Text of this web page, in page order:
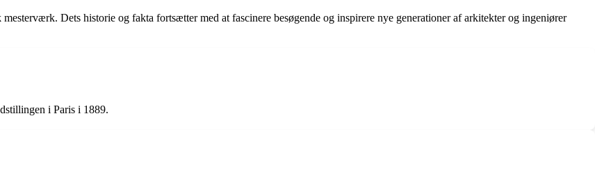
Dets historie og fakta fortsætter med at fascinere besøgende og inspirere nye generationer af arkitekter og ingeniører
i Paris i 1889.